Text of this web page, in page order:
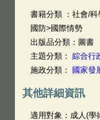
書籍分類 ：社會/
國防>國際情勢
出版品分類：圖書
主題分類： 綜合行
施政分類：
國家發
其他詳細資訊
適用對象：成人(學